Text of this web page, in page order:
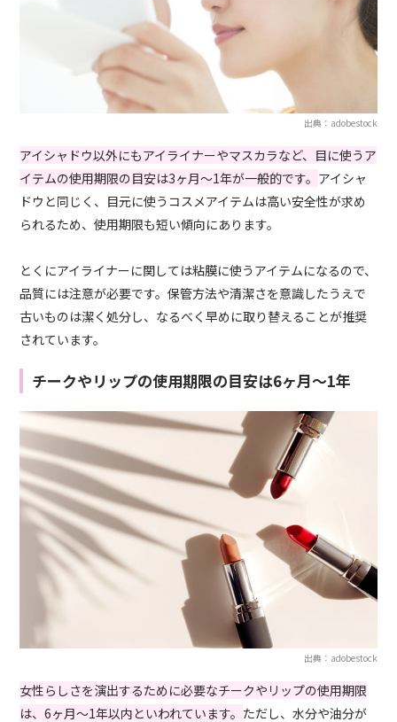
出典：adobestock
アイシャドウ以外にもアイライナーやマスカラなど、目に使うア
イテムの使用期限の目安は3ヶ月〜1年が一般的です。 アイシャ
ドウと同じく、目元に使うコスメアイテムは高い安全性が求め
られるため、使用期限も短い傾向にあります。
とくにアイライナーに関しては粘膜に使うアイテムになるので、
品質には注意が必要です。保管方法や清潔さを意識したうえで
古いものは潔く処分し、なるべく早めに取り替えることが推奨
されています。
チークやリップの使用期限の目安は6ヶ月〜1年
出典：adobestock
女性らしさを演出するために必要なチークやリップの使用期限
は、6ヶ月〜1年以内といわれています。 ただし、水分や油分が